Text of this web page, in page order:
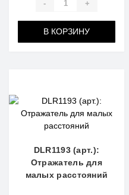
- +
В КОРЗИНУ
DLR1193 (арт.):
Отражатель для
малых расстояний